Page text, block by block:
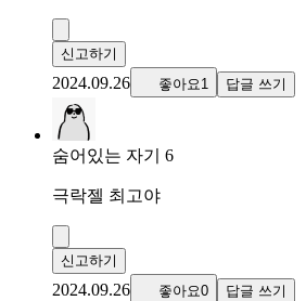
신고하기
2024.09.26 좋아요1 답글 쓰기
숨어있는 자기 6
극락젤 최고야
신고하기
2024.09.26 좋아요0 답글 쓰기